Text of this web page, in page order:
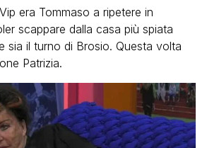
era Tommaso a ripetere in
scappare dalla casa più spiata
sia il turno di Brosio. Questa volta
Patrizia.